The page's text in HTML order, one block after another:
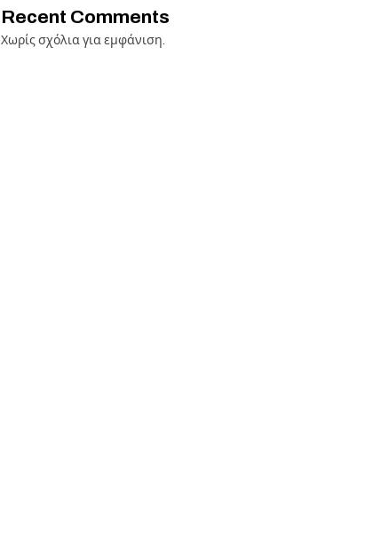
Recent Comments
Χωρίς σχόλια για εμφάνιση.